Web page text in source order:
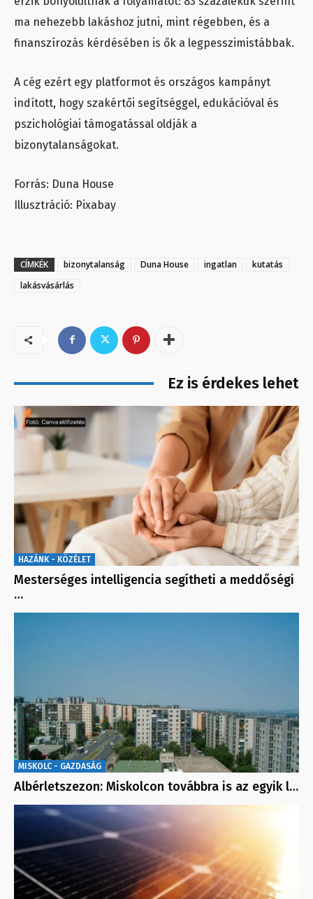
ma nehezebb lakáshoz jutni, mint régebben, és a
finanszírozás kérdésében is ők a legpesszimistábbak.
A cég ezért egy platformot és országos kampányt
indított, hogy szakértői segítséggel, edukációval és
pszichológiai támogatással oldják a
bizonytalanságokat.
Forrás: Duna House
Illusztráció: Pixabay
CÍMKÉK bizonytalanság Duna House ingatlan
kutatás
lakásvásárlás
Ez is érdekes lehet
HAZÁNK - KÖZÉLET
Mesterséges intelligencia segítheti a meddőségi
…
MISKOLC - GAZDASÁG
Albérletszezon: Miskolcon továbbra is az egyik l…